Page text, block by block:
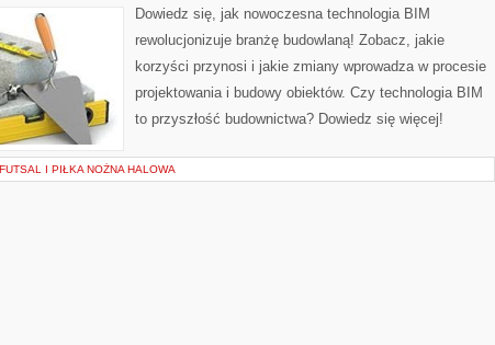
TECHNOLOGIA
BIM
BRANŻĘ
Dowiedz się, jak nowoczesna technologia BIM
rewolucjonizuje branżę budowlaną! Zobacz, jakie
korzyści przynosi i jakie zmiany wprowadza w procesie
projektowania i budowy obiektów. Czy technologia BIM
to przyszłość budownictwa? Dowiedz się więcej!
FUTSAL I PIŁKA NOŻNA HALOWA